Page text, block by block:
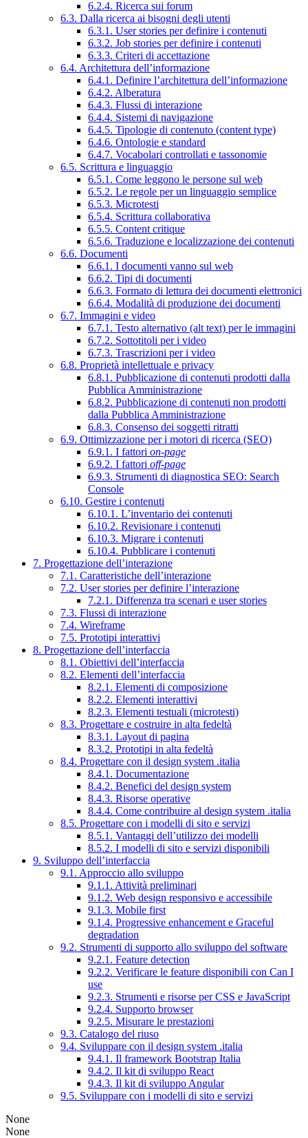
6.2.4. Ricerca sui forum
6.3. Dalla ricerca ai bisogni degli utenti
6.3.1. User stories per definire i contenuti
6.3.2. Job stories per definire i contenuti
6.3.3. Criteri di accettazione
6.4. Architettura dell’informazione
6.4.1. Definire l’architettura dell’informazione
6.4.2. Alberatura
6.4.3. Flussi di interazione
6.4.4. Sistemi di navigazione
6.4.5. Tipologie di contenuto (content type)
6.4.6. Ontologie e standard
6.4.7. Vocabolari controllati e tassonomie
6.5. Scrittura e linguaggio
6.5.1. Come leggono le persone sul web
6.5.2. Le regole per un linguaggio semplice
6.5.3. Microtesti
6.5.4. Scrittura collaborativa
6.5.5. Content critique
6.5.6. Traduzione e localizzazione dei contenuti
6.6. Documenti
6.6.1. I documenti vanno sul web
6.6.2. Tipi di documenti
6.6.3. Formato di lettura dei documenti elettronici
6.6.4. Modalità di produzione dei documenti
6.7. Immagini e video
6.7.1. Testo alternativo (alt text) per le immagini
6.7.2. Sottotitoli per i video
6.7.3. Trascrizioni per i video
6.8. Proprietà intellettuale e privacy
6.8.1. Pubblicazione di contenuti prodotti dalla
Pubblica Amministrazione
6.8.2. Pubblicazione di contenuti non prodotti
dalla Pubblica Amministrazione
6.8.3. Consenso dei soggetti ritratti
6.9. Ottimizzazione per i motori di ricerca (SEO)
6.9.1. I fattori on-page
6.9.2. I fattori off-page
6.9.3. Strumenti di diagnostica SEO: Search
Console
6.10. Gestire i contenuti
6.10.1. L’inventario dei contenuti
6.10.2. Revisionare i contenuti
6.10.3. Migrare i contenuti
6.10.4. Pubblicare i contenuti
7. Progettazione dell’interazione
7.1. Caratteristiche dell’interazione
7.2. User stories per definire l’interazione
7.2.1. Differenza tra scenari e user stories
7.3. Flussi di interazione
7.4. Wireframe
7.5. Prototipi interattivi
8. Progettazione dell’interfaccia
8.1. Obiettivi dell’interfaccia
8.2. Elementi dell’interfaccia
8.2.1. Elementi di composizione
8.2.2. Elementi interattivi
8.2.3. Elementi testuali (microtesti)
8.3. Progettare e costruire in alta fedeltà
8.3.1. Layout di pagina
8.3.2. Prototipi in alta fedeltà
8.4. Progettare con il design system .italia
8.4.1. Documentazione
8.4.2. Benefici del design system
8.4.3. Risorse operative
8.4.4. Come contribuire al design system .italia
8.5. Progettare con i modelli di sito e servizi
8.5.1. Vantaggi dell’utilizzo dei modelli
8.5.2. I modelli di sito e servizi disponibili
9. Sviluppo dell’interfaccia
9.1. Approccio allo sviluppo
9.1.1. Attività preliminari
9.1.2. Web design responsivo e accessibile
9.1.3. Mobile first
9.1.4. Progressive enhancement e Graceful
degradation
9.2. Strumenti di supporto allo sviluppo del software
9.2.1. Feature detection
9.2.2. Verificare le feature disponibili con Can I
use
9.2.3. Strumenti e risorse per CSS e JavaScript
9.2.4. Supporto browser
9.2.5. Misurare le prestazioni
9.3. Catalogo del riuso
9.4. Sviluppare con il design system .italia
9.4.1. Il framework Bootstrap Italia
9.4.2. Il kit di sviluppo React
9.4.3. Il kit di sviluppo Angular
9.5. Sviluppare con i modelli di sito e servizi
None
None